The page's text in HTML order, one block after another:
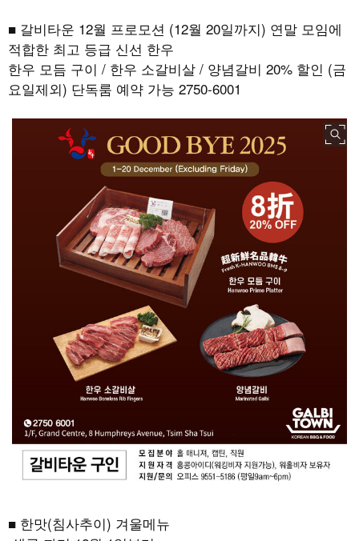
■ 갈비타운 12월 프로모션 (12월 20일까지) 연말 모임에
적합한 최고 등급 신선 한우
한우 모듬 구이 / 한우 소갈비살 / 양념갈비 20% 할인 (금
요일제외) 단독룸 예약 가능 2750-6001
■ 한맛(침사추이) 겨울메뉴